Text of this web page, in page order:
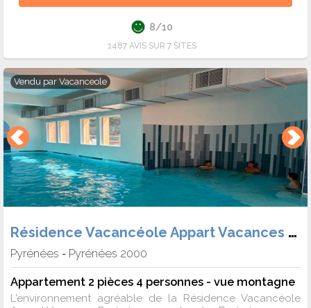
8/10
1487 AVIS SUR 7 SITES
Vendu par Vacanceole
Résidence Vacancéole Appart Vacances Pyrénées 2000
Pyrénées - Pyrénées 2000
Appartement 2 pièces 4 personnes - vue montagne
L'environnement agréable de la Résidence Vacancéole